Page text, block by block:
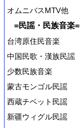
オムニバスMTV他
=民謡・民族音楽=
台湾原住民音楽
中国民歌・漢族民謡
少数民族音楽
蒙古モンゴル民謡
西蔵チベット民謡
新疆ウィグル民謡